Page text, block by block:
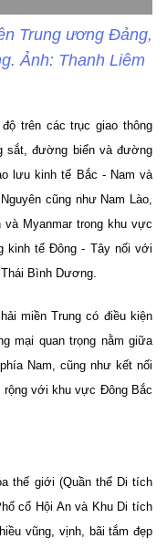
Trung ương Đảng,
Ảnh: Thanh Liêm
trên các trục giao thông
sắt, đường biển và đường
lưu kinh tế Bắc - Nam và
cũng như Nam Lào,
và Myanmar trong khu vực
kinh tế Đông - Tây nối với
Bình Dương.
miền Trung có điều kiện
mại quan trọng nằm giữa
Nam, cũng như kết nối
với khu vực Đông Bắc
thế giới (Quần thể Di tích
cổ Hội An và Khu Di tích
vũng, vịnh, bãi tắm đẹp